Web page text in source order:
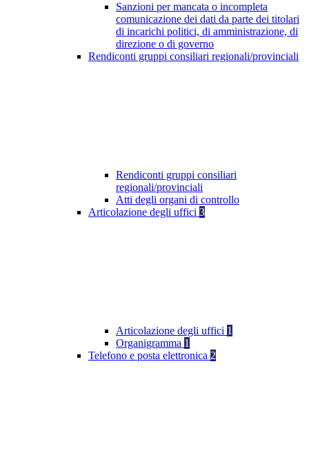
Sanzioni per mancata o incompleta
comunicazione dei dati da parte dei titolari
di incarichi politici, di amministrazione, di
direzione o di governo
Rendiconti gruppi consiliari regionali/provinciali
Rendiconti gruppi consiliari
regionali/provinciali
Atti degli organi di controllo
Articolazione degli uffici 3
Articolazione degli uffici 1
Organigramma 1
Telefono e posta elettronica 2